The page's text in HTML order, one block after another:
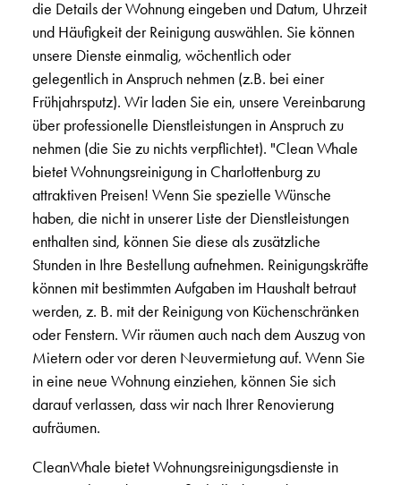
die Details der Wohnung eingeben und Datum, Uhrzeit
und Häufigkeit der Reinigung auswählen. Sie können
unsere Dienste einmalig, wöchentlich oder
gelegentlich in Anspruch nehmen (z.B. bei einer
Frühjahrsputz). Wir laden Sie ein, unsere Vereinbarung
über professionelle Dienstleistungen in Anspruch zu
nehmen (die Sie zu nichts verpflichtet). "Clean Whale
bietet Wohnungsreinigung in Charlottenburg zu
attraktiven Preisen! Wenn Sie spezielle Wünsche
haben, die nicht in unserer Liste der Dienstleistungen
enthalten sind, können Sie diese als zusätzliche
Stunden in Ihre Bestellung aufnehmen. Reinigungskräfte
können mit bestimmten Aufgaben im Haushalt betraut
werden, z. B. mit der Reinigung von Küchenschränken
oder Fenstern. Wir räumen auch nach dem Auszug von
Mietern oder vor deren Neuvermietung auf. Wenn Sie
in eine neue Wohnung einziehen, können Sie sich
darauf verlassen, dass wir nach Ihrer Renovierung
aufräumen.
CleanWhale bietet Wohnungsreinigungsdienste in